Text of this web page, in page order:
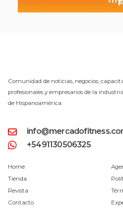
Comunidad de noticias, negocios,
profesionales y empresarios de la
de Hispanoamérica.
+5491130506325
Home
Tienda
Revista
Contacto